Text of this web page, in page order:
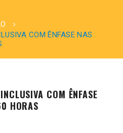
COM ÊNFASE NAS
COM ÊNFASE
HORAS